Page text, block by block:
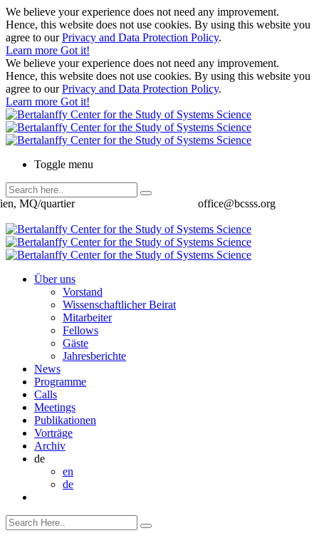
We believe your experience does not need any improvement.
Hence, this website does not use cookies. By using this website you
agree to ourPrivacy and Data Protection Policy.
Learn more Got it!
We believe your experience does not need any improvement.
Hence, this website does not use cookies. By using this website you
agree to ourPrivacy and Data Protection Policy.
Learn more Got it!
Toggle menu
office@bcsss.org
MQ/quartier
Über uns
Vorstand
Wissenschaftlicher Beirat
Mitarbeiter
Fellows
Gäste
Jahresberichte
News
Programme
Calls
Meetings
Publikationen
Vorträge
Archiv
de
en
de